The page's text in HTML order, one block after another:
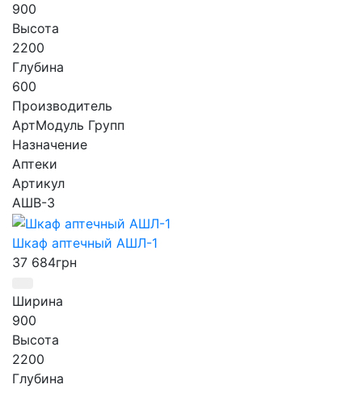
900
Высота
2200
Глубина
600
Производитель
АртМодуль Групп
Назначение
Аптеки
Артикул
АШВ-3
Шкаф аптечный АШЛ-1
37 684грн
Ширина
900
Высота
2200
Глубина